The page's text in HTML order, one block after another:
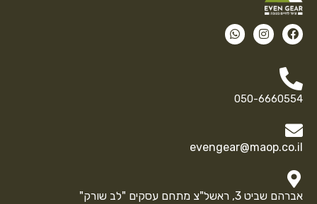
050-6660554
evengear@maop.co.il
אברהם שביט 3, ראשל"צ מתחם עסקים "לב שורק"